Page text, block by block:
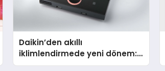
Daikin’den akıllı
iklimlendirmede yeni dönem:
Madoka Plus Türkiye’de